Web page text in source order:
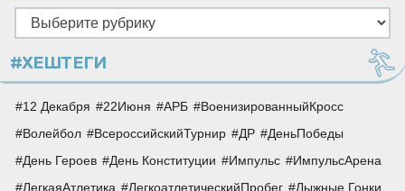
Рубрики
#ХЕШТЕГИ
12 Декабря 22Июня АРБ
ВоенизированныйКросс
Волейбол
ВсероссийскийТурнир ДР
ДеньПобеды
День Героев
День Конституции Импульс
ИмпульсАрена
ЛегкаяАтлетика
ЛегкоатлетическийПробег
Лыжные Гонки